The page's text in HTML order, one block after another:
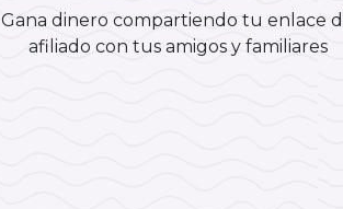
Gana dinero compartiendo tu enlace
afiliado con tus amigos y familiares